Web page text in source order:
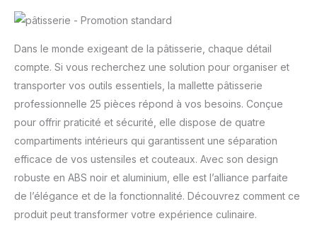
Dans le monde exigeant de la pâtisserie, chaque détail
compte. Si vous recherchez une solution pour organiser et
transporter vos outils essentiels, la mallette pâtisserie
professionnelle 25 pièces répond à vos besoins. Conçue
pour offrir praticité et sécurité, elle dispose de quatre
compartiments intérieurs qui garantissent une séparation
efficace de vos ustensiles et couteaux. Avec son design
robuste en ABS noir et aluminium, elle est l’alliance parfaite
de l’élégance et de la fonctionnalité. Découvrez comment ce
produit peut transformer votre expérience culinaire.